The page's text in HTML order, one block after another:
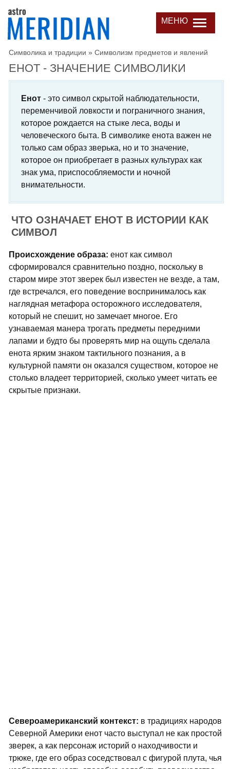
МЕНЮ
Символика и традиции » Символизм предметов и явлений
ЕНОТ - ЗНАЧЕНИЕ СИМВОЛИКИ
Енот - это символ скрытой наблюдательности,
переменчивой ловкости и пограничного знания,
которое рождается на стыке леса, воды и
человеческого быта. В символике енота важен не
только сам образ зверька, но и то значение,
которое он приобретает в разных культурах как
знак ума, приспособляемости и ночной
внимательности.
ЧТО ОЗНАЧАЕТ ЕНОТ В ИСТОРИИ КАК
СИМВОЛ
Происхождение образа: енот как символ
сформировался сравнительно поздно, поскольку в
старом мире этот зверек был известен не везде, а там,
где встречался, его поведение воспринималось как
наглядная метафора осторожного исследователя,
который не спешит, но замечает многое. Его
узнаваемая манера трогать предметы передними
лапами и будто бы проверять мир на ощупь сделала
енота ярким знаком тактильного познания, а в
культурной памяти он оказался существом, которое не
столько владеет территорией, сколько умеет читать ее
скрытые признаки.
Североамериканский контекст: в традициях народов
Северной Америки енот часто выступал не как простой
зверек, а как персонаж историй о находчивости и
трюке, где его образ соседствовал с фигурой плута, чья